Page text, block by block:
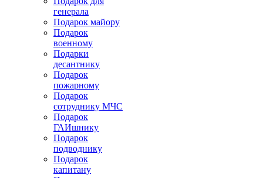
генерала
Подарок майору
Подарок
военному
Подарки
десантнику
Подарок
пожарному
Подарок
сотруднику МЧС
Подарок
ГАИшнику
Подарок
подводнику
Подарок
капитану